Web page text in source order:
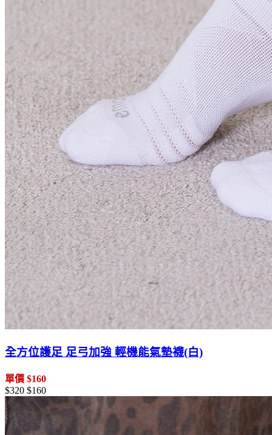
全方位護足 足弓加強 輕機能氣墊襪(白)
單價 $160
$320 $160